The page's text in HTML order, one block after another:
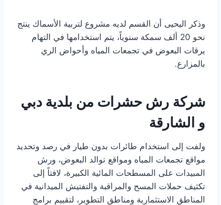
وذكر اليحيى أن القسم لديه مشروع لتربية الأسماك ينتج
نحو 20 ألف سمكة سنوياً، يتم استخدامها في التهام
يرقات البعوض في تجمعات المياه وأحواض الري
بالمزارع.
شركة رش حشرات من بلدية دبي
و الشارقة
ولفت إلى استخدام طائرات بدون طيار في رصد وتحديد
مواقع تجمعات المياه ومواقع توالد البعوض، ورش
المبيدات على المسطحات المائية الكبيرة، لافتاً إلى
تكثيف حملات المسح والمراقبة والتفتيش الميدانية في
المناطق الاستثمارية ومناطق التطوير، لتقييم برامج